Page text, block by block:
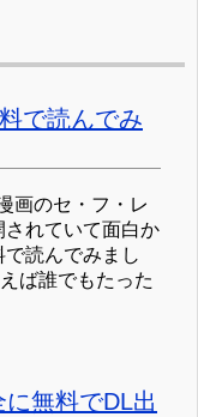
で読んでみ
画のセ・フ・レ
れていて面白か
読んでみまし
ば誰でもたった
無料でDL出